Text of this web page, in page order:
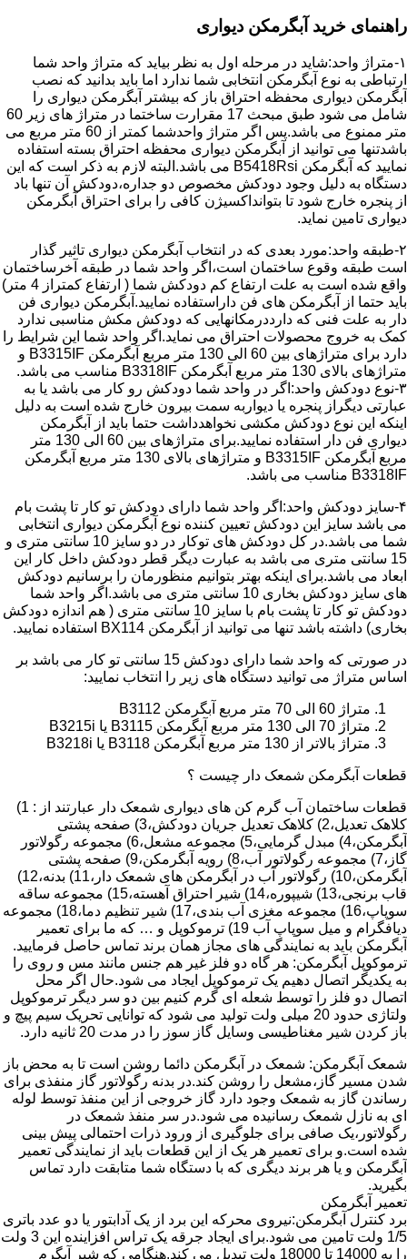
راهنمای خرید آبگرمکن دیواری
۱-متراژ واحد:شاید در مرحله اول به نظر بیاید که متراژ واحد شما
ارتباطی به نوع آبگرمکن انتخابی شما ندارد اما باید بدانید که نصب
آبگرمکن دیواری محفظه احتراق باز که بیشتر آبگرمکن دیواری را
شامل می شود طبق مبحث 17 مقرارت ساختما در متراژ های زیر 60
متر ممنوع می باشد.پس اگر متراژ واحدشما کمتر از 60 متر مربع می
باشدتنها می توانید از آبگرمکن دیواری محفظه احتراق بسته استفاده
نمایید که آبگرمکن B5418Rsi می باشد.البته لازم به ذکر است که این
دستگاه به دلیل وجود دودکش مخصوص دو جداره،دودکش آن تنها باد
از پنجره خارج شود تا بتوانداکسیژن کافی را برای احتراق آبگرمکن
دیواری تامین نماید.
۲-طبقه واحد:مورد بعدی که در انتخاب آبگرمکن دیواری تاثیر گذار
است طبقه وقوع ساختمان است،اگر واحد شما در طبقه آخرساختمان
واقع شده است به علت ارتفاع کم دودکش شما ( ارتفاع کمتراز 4 متر)
باید حتما از آبگرمکن های فن داراستفاده نمایید.آبگرمکن دیواری فن
دار به علت فنی که دارددرمکانهایی که دودکش مکش مناسبی ندارد
کمک به خروج محصولات احتراق می نماید.اگر واحد شما این شرایط را
دارد برای متراژهای بین 60 الی 130 متر مربع آبگرمکن B3315IF و
متراژهای بالای 130 متر مربع آبگرمکن B3318IF مناسب می باشد.
۳-نوع دودکش واحد:اگر در واحد شما دودکش رو کار می باشد یا به
عبارتی دیگراز پنجره یا دیواربه سمت بیرون خارج شده است به دلیل
اینکه این نوع دودکش مکشی نخواهدداشت حتما باید از آبگرمکن
دیواری فن دار استفاده نمایید.برای متراژهای بین 60 الی 130 متر
مربع آبگرمکن B3315IF و متراژهای بالای 130 متر مربع آبگرمکن
B3318IF مناسب می باشد.
۴-سایز دودکش واحد:اگر واحد شما دارای دودکش تو کار تا پشت بام
می باشد سایز این دودکش تعیین کننده نوع آبگرمکن دیواری انتخابی
شما می باشد.در کل دودکش های توکار در دو سایز 10 سانتی متری و
15 سانتی متری می باشد به عبارت دیگر قطر دودکش داخل کار این
ابعاد می باشد.برای اینکه بهتر بتوانیم منظورمان را برسانیم دودکش
های سایز دودکش بخاری 10 سانتی متری می باشد.اگر واحد شما
دودکش تو کار تا پشت بام با سایز 10 سانتی متری ( هم اندازه دودکش
بخاری) داشته باشد تنها می توانید از آبگرمکن BX114 استفاده نمایید.
در صورتی که واحد شما دارای دودکش 15 سانتی تو کار می باشد بر
اساس متراژ می توانید دستگاه های زیر را انتخاب نمایید:
متراژ 60 الی 70 متر مربع آبگرمکن B3112
متراژ 70 الی 130 متر مربع آبگرمکن B3115 یا B3215i
متراژ بالاتر از 130 متر مربع آبگرمکن B3118 یا B3218i
قطعات آبگرمکن شمعک دار چیست ؟
قطعات ساختمان آب گرم کن های دیواری شمعک دار عبارتند از : 1)
کلاهک تعدیل،2) کلاهک تعدیل جریان دودکش،3) صفحه پشتی
آبگرمکن،4) مبدل گرمایی،5) مجموعه مشعل،6) مجموعه رگولاتور
گاز،7) مجموعه رگولاتور آب،8) رویه آبگرمکن،9) صفحه پشتی
آبگرمکن،10) رگولاتور آب در آبگرمکن های شمعک دار،11) بدنه،12)
قاب برنجی،13) شیپوره،14) شیر احتراق آهسته،15) مجموعه ساقه
سوپاپ،16) مجموعه مغزی آب بندی،17) شیر تنظیم دما،18) مجموعه
دیافگرام و میل سوپاپ آب 19) ترموکوپل و … که ما برای تعمیر
آبگرمکن باید به نمایندگی های مجاز همان برند تماس حاصل فرمایید.
ترموکوپل آبگرمکن: هر گاه دو فلز غیر هم جنس مانند مس و روی را
به یکدیگر اتصال دهیم یک ترموکوپل ایجاد می شود.حال اگر محل
اتصال دو فلز را توسط شعله ای گرم کنیم بین دو سر دیگر ترموکوپل
ولتاژی حدود 20 میلی ولت تولید می شود که توانایی تحریک سیم پیچ و
باز کردن شیر مغناطیسی وسایل گاز سوز را در مدت 20 ثانیه دارد.
شمعک آبگرمکن: شمعک در آبگرمکن دائما روشن است تا به محض باز
شدن مسیر گاز،مشعل را روشن کند.در بدنه رگولاتور گاز منفذی برای
رساندن گاز به شمعک وجود دارد گاز خروجی از این منفذ توسط لوله
ای به نازل شمعک رسانیده می شود.در سر منفذ شمعک در
رگولاتور،یک صافی برای جلوگیری از ورود ذرات احتمالی پیش بینی
شده است.و برای تعمیر هر یک از این قطعات باید از نمایندگی تعمیر
آبگرمکن و یا هر برند دیگری که با دستگاه شما متابقت دارد تماس
بگیرید.
تعمیر آبگرمکن
برد کنترل آبگرمکن:نیروی محرکه این برد از یک آدابتور یا دو عدد باتری
1/5 ولت تامین می شود.برای ایجاد جرقه یک تراس افزاینده این 3 ولت
را به 14000 تا 18000 ولت تبدیل می کند.هنگامی که شیر آبگرم